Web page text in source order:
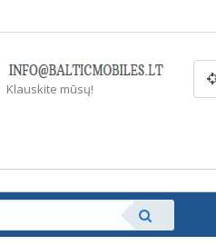
Klauskite mūsų!